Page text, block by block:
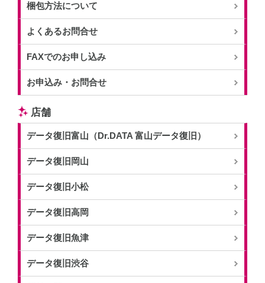
梱包方法について
よくあるお問合せ
FAXでのお申し込み
お申込み・お問合せ
店舗
データ復旧富山（Dr.DATA 富山データ復旧）
データ復旧岡山
データ復旧小松
データ復旧高岡
データ復旧魚津
データ復旧渋谷